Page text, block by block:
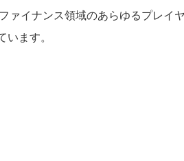
ァイナンス領域のあらゆるプレイ
ます。